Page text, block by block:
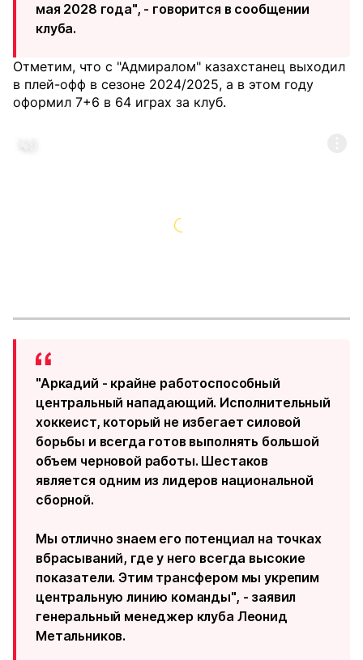
мая 2028 года", - говорится в сообщении
клуба.
Отметим, что с "Адмиралом" казахстанец выходил
в плей-офф в сезоне 2024/2025, а в этом году
оформил 7+6 в 64 играх за клуб.
"Аркадий - крайне работоспособный
центральный нападающий. Исполнительный
хоккеист, который не избегает силовой
борьбы и всегда готов выполнять большой
объем черновой работы. Шестаков
является одним из лидеров национальной
сборной.
Мы отлично знаем его потенциал на точках
вбрасываний, где у него всегда высокие
показатели. Этим трансфером мы укрепим
центральную линию команды", - заявил
генеральный менеджер клуба Леонид
Метальников.